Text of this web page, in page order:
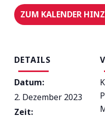
ZUM KALENDER
DETAILS
Datum:
2. Dezember 2023
Zeit: